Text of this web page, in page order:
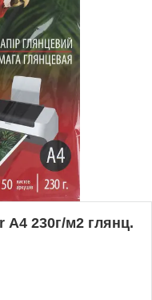
230г/м2 глянц.